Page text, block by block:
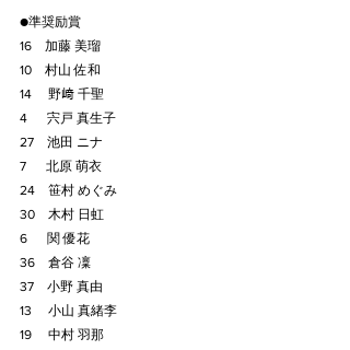
●準奨励賞
16　加藤 美瑠
10　村山 佐和
14　 野﨑 千聖
4　  宍戸 真生子
27　池田 ニナ
7　  北原 萌衣
24　笹村 めぐみ
30　木村 日虹
6　  関 優花
36　倉谷 凜
37　小野 真由
13　 小山 真緒李
19　 中村 羽那